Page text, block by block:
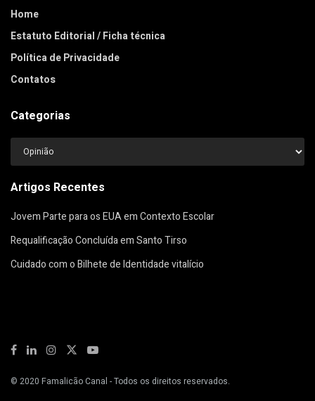
Home
Estatuto Editorial / Ficha técnica
Política de Privacidade
Contatos
Categorias
Categorias
Artigos Recentes
Jovem Parte para os EUA em Contexto Escolar
Requalificação Concluída em Santo Tirso
Cuidado com o Bilhete de Identidade vitalício
© 2020 Famalicão Canal - Todos os direitos reservados.